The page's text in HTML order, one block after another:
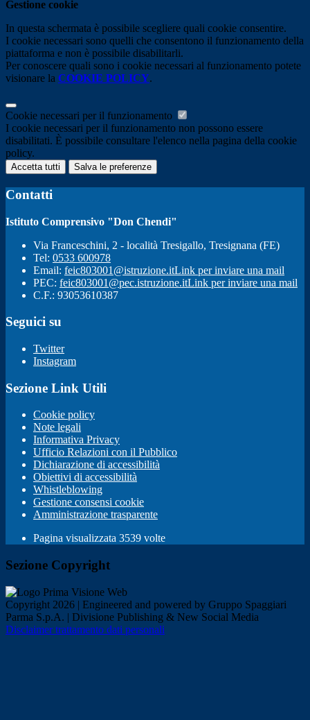
Gestione cookie
In questa schermata è possibile scegliere quali cookie consentire.
I cookie necessari sono quelli che consentono il funzionamento della
piattaforma e non è possibile disabilitarli.
Per conoscere quali sono i cookie necessari al funzionamento potete
visionare la COOKIE POLICY.
Cookie necessari per il funzionamento
I cookie necessari per il funzionamento non possono essere
disabilitati. È possibile consultare l'elenco nella pagina della cookie
policy.
Accetta tutti Salva le preferenze
Contatti
Istituto Comprensivo "Don Chendi"
Via Franceschini, 2 - località Tresigallo, Tresignana (FE)
Tel: 0533 600978
Email: feic803001@istruzione.itLink per inviare una mail
PEC: feic803001@pec.istruzione.itLink per inviare una mail
C.F.: 93053610387
Seguici su
Twitter
Instagram
Sezione Link Utili
Cookie policy
Note legali
Informativa Privacy
Ufficio Relazioni con il Pubblico
Dichiarazione di accessibilità
Obiettivi di accessibilità
Whistleblowing
Gestione consensi cookie
Amministrazione trasparente
Pagina visualizzata 3539 volte
Sezione Copyright
Copyright 2026 | Engineered and powered by Gruppo Spaggiari
Parma S.p.A. | Divisione Publishing & New Social Media
Disclaimer trattamento dati personali